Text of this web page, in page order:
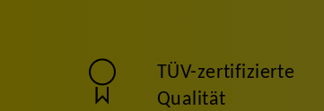
TÜV-zertifizierte
Qualität